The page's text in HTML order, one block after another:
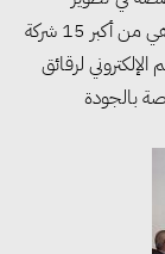
المنتجات الإلكترونية المبتكرة وتطبيقات البرمجيات، وهي من أكبر 15 شركة
لرقائق
بالجودة